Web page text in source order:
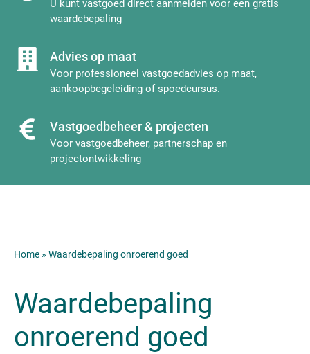
U kunt vastgoed direct aanmelden voor een gratis
waardebepaling
Advies op maat
Voor professioneel vastgoedadvies op maat,
aankoopbegeleiding of spoedcursus.
Vastgoedbeheer & projecten
Voor vastgoedbeheer, partnerschap en
projectontwikkeling
Home » Waardebepaling onroerend goed
Waardebepaling
onroerend goed